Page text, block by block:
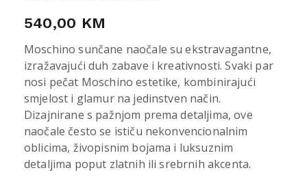
540,00 KM
Moschino sunčane naočale su ekstravagantne,
izražavajući duh zabave i kreativnosti. Svaki par
nosi pečat Moschino estetike, kombinirajući
smjelost i glamur na jedinstven način.
Dizajnirane s pažnjom prema detaljima, ove
naočale često se ističu nekonvencionalnim
oblicima, živopisnim bojama i luksuznim
detaljima poput zlatnih ili srebrnih akcenta.